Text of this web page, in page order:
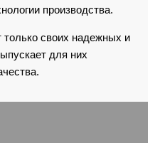
производства.
своих надежных и
для них